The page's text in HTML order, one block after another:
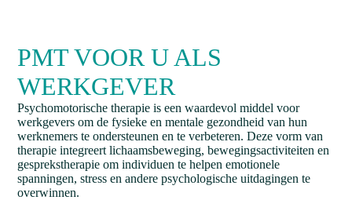
PMT VOOR U ALS
WERKGEVER
Psychomotorische therapie is een waardevol middel voor
werkgevers om de fysieke en mentale gezondheid van hun
werknemers te ondersteunen en te verbeteren. Deze vorm van
therapie integreert lichaamsbeweging, bewegingsactiviteiten en
gesprekstherapie om individuen te helpen emotionele
spanningen, stress en andere psychologische uitdagingen te
overwinnen.